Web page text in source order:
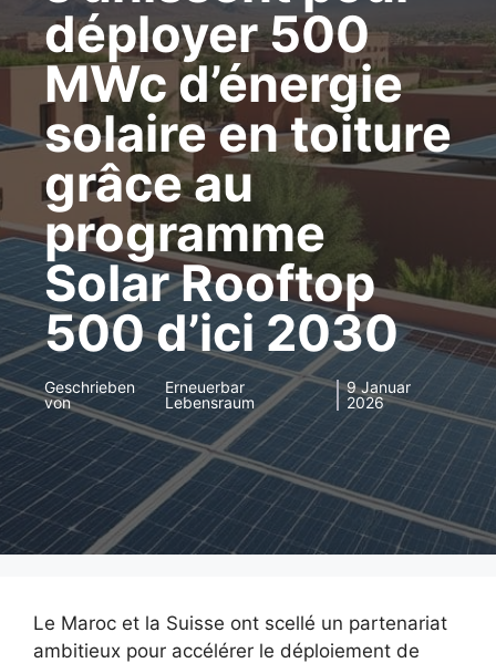
déployer 500
MWc d’énergie
solaire en toiture
grâce au
programme
Solar Rooftop
500 d’ici 2030
Geschrieben
von
Erneuerbar
Lebensraum
9 Januar
2026
Le Maroc et la Suisse ont scellé un partenariat
ambitieux pour accélérer le déploiement de